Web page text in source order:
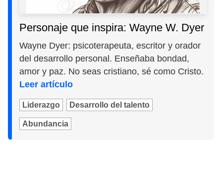
Personaje que inspira: Wayne W. Dyer
Wayne Dyer: psicoterapeuta, escritor y orador
del desarrollo personal. Enseñaba bondad,
amor y paz. No seas cristiano, sé como Cristo.
Leer artículo
Liderazgo Desarrollo del talento
Abundancia